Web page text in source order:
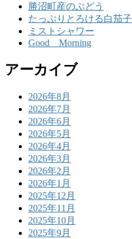
勝沼町産のぶどう
たっぷりとろける白茄子
ミストシャワー
Good Morning
アーカイブ
2026年8月
2026年7月
2026年6月
2026年5月
2026年4月
2026年3月
2026年2月
2026年1月
2025年12月
2025年11月
2025年10月
2025年9月